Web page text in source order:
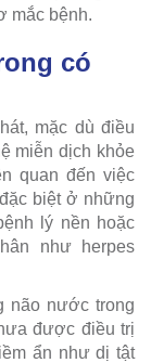
mắc bệnh.
có
mặc dù điều
miễn dịch khỏe
quan đến việc
biệt ở những
lý nền hoặc
như herpes
não nước trong
được điều trị
ẩn như dị tật